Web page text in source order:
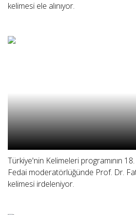
kelimesi ele alınıyor.
Türkiye'nin Kelimeleri programının
Fedai moderatörlüğünde Prof. Dr.
kelimesi irdeleniyor.